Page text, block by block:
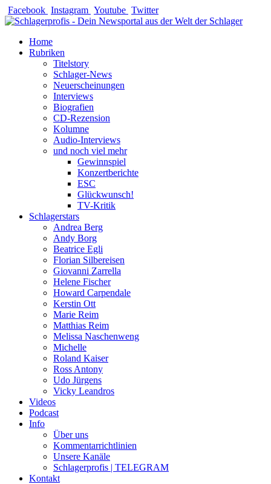
Zum
Inhalt
Facebook Instagram Youtube Twitter
Home
Rubriken
Titelstory
Schlager-News
Neuerscheinungen
Interviews
Biografien
CD-Rezension
Kolumne
Audio-Interviews
und noch viel mehr
Gewinnspiel
Konzertberichte
ESC
Glückwunsch!
TV-Kritik
Schlagerstars
Andrea Berg
Andy Borg
Beatrice Egli
Florian Silbereisen
Giovanni Zarrella
Helene Fischer
Howard Carpendale
Kerstin Ott
Marie Reim
Matthias Reim
Melissa Naschenweng
Michelle
Roland Kaiser
Ross Antony
Udo Jürgens
Vicky Leandros
Videos
Podcast
Info
Über uns
Kommentarrichtlinien
Unsere Kanäle
Schlagerprofis | TELEGRAM
Kontakt